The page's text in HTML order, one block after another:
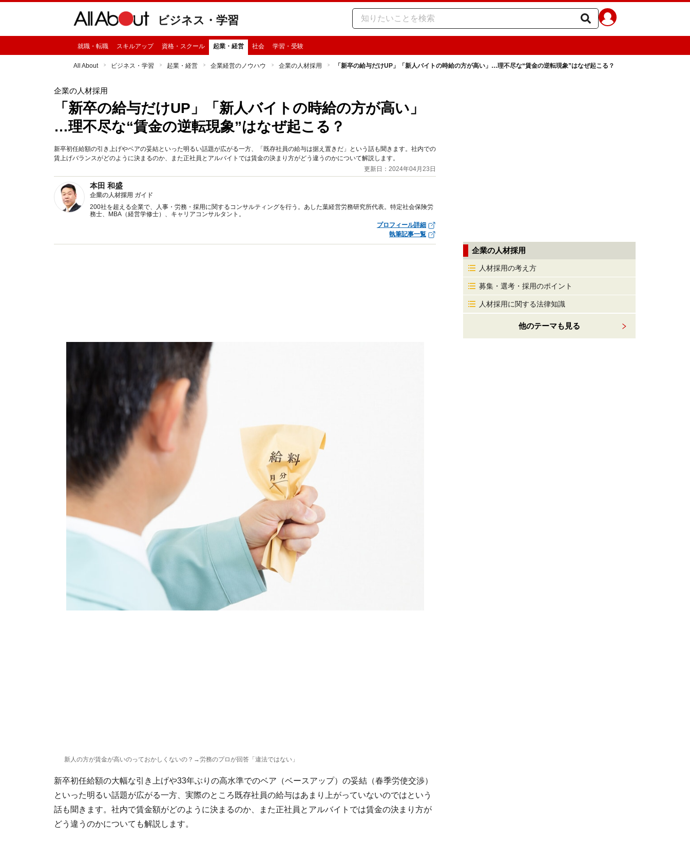
ビジネス・学習
就職・転職 スキルアップ 資格・スクール 起業・経営 社会 学習・受験
All About ビジネス・学習 起業・経営 企業経営のノウハウ 企業の人材採用 「新卒の給与だけUP」「新人バイトの時給の方が高い」…理不尽な“賃金の逆転現象”はなぜ起こる？
企業の人材採用
「新卒の給与だけUP」「新人バイトの時給の方が高い」
…理不尽な“賃金の逆転現象”はなぜ起こる？
新卒初任給額の引き上げやベアの妥結といった明るい話題が広がる一方、「既存社員の給与は据え置きだ」という話も聞きます。社内での
賃上げバランスがどのように決まるのか、また正社員とアルバイトでは賃金の決まり方がどう違うのかについて解説します。
更新日：2024年04月23日
本田 和盛
企業の人材採用 ガイド
200社を超える企業で、人事・労務・採用に関するコンサルティングを行う。あした葉経営労務研究所代表。特定社会保険労
務士、MBA（経営学修士）、キャリアコンサルタント。
プロフィール詳細
執筆記事一覧
新人の方が賃金が高いのっておかしくないの？→労務のプロが回答「違法ではない」
新卒初任給額の大幅な引き上げや33年ぶりの高水準でのベア（ベースアップ）の妥結（春季労使交渉）
といった明るい話題が広がる一方、実際のところ既存社員の給与はあまり上がっていないのではという
話も聞きます。社内で賃金額がどのように決まるのか、また正社員とアルバイトでは賃金の決まり方が
どう違うのかについても解説します。
企業の人材採用
人材採用の考え方
募集・選考・採用のポイント
人材採用に関する法律知識
他のテーマも見る